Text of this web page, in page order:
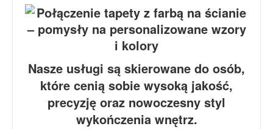
Nasze usługi są skierowane do osób,
które cenią sobie wysoką jakość,
precyzję oraz nowoczesny styl
wykończenia wnętrz.